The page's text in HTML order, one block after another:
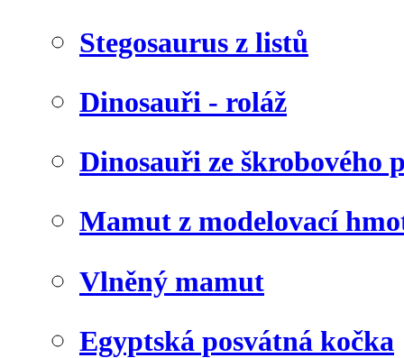
Stegosaurus z listů
Dinosauři - roláž
Dinosauři ze škrobového
Mamut z modelovací
Vlněný mamut
Egyptská posvátná kočka